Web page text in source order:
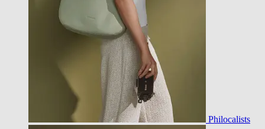
Philocalists